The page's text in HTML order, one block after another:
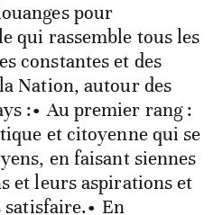
pour
qui rassemble tous les
constantes et des
Nation, autour des
:• Au premier rang :
et citoyenne qui se
en faisant siennes
et leurs aspirations et
satisfaire.• En